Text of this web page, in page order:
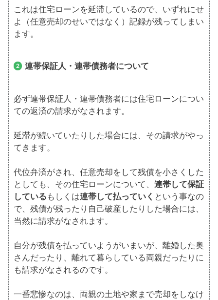
これは住宅ローンを延滞しているので、いずれにせ
よ（任意売却のせいではなく）記録が残ってしまい
ます。
連帯保証人・連帯債務者について
必ず連帯保証人・連帯債務者には住宅ローンについ
ての返済の請求がなされます。
延滞が続いていたりした場合には、その請求がやっ
てきます。
代位弁済がされ、任意売却をして残債を小さくした
としても、その住宅ローンについて、 連帯して保証
している もしくは連帯して払っていく という事なの
で、残債が残ったり自己破産したりした場合には、
当然に請求がなされます。
自分が残債を払っていようがいまいが、離婚した奥
さんだったり、離れて暮らしている両親だったりに
も請求がなされるのです。
一番悲惨なのは、両親の土地や家まで売却をしなけ